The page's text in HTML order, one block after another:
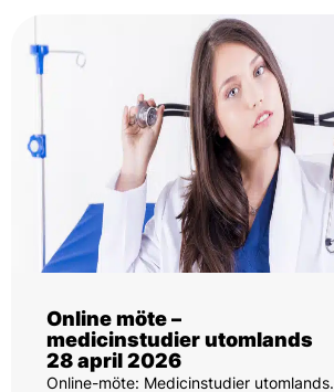
Online möte –
medicinstudier utomlands
28 april 2026
Online-möte: Medicinstudier utomlands.